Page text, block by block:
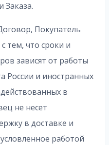
Заказа.
Покупатель
тем, что сроки и
зависят от работы
России и иностранных
в
не несет
в доставке и
работой